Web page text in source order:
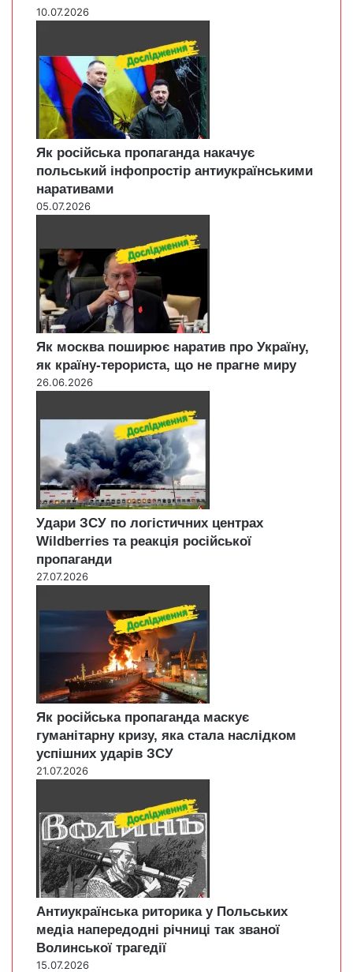
10.07.2026
Як російська пропаганда накачує
польський інфопростір антиукраїнськими
наративами
05.07.2026
Як москва поширює наратив про Україну,
як країну-терориста, що не прагне миру
26.06.2026
Удари ЗСУ по логістичних центрах
Wildberries та реакція російської
пропаганди
27.07.2026
Як російська пропаганда маскує
гуманітарну кризу, яка стала наслідком
успішних ударів ЗСУ
21.07.2026
Антиукраїнська риторика у Польських
медіа напередодні річниці так званої
Волинської трагедії
15.07.2026